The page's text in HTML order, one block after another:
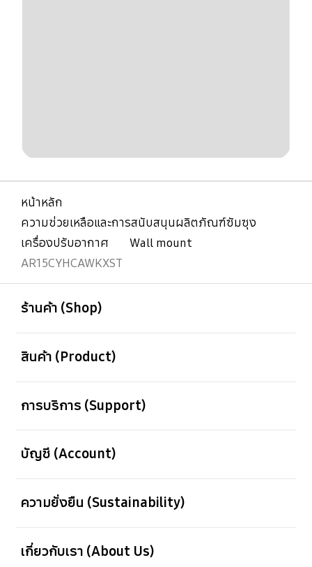
หน้าหลัก
ความช่วยเหลือและการสนับสนุนผลิตภัณฑ์ซัมซุง
เครื่องปรับอากาศ
Wall mount
AR15CYHCAWKXST
ร้านค้า (Shop)
สินค้า (Product)
การบริการ (Support)
บัญชี (Account)
ความยั่งยืน (Sustainability)
เกี่ยวกับเรา (About Us)